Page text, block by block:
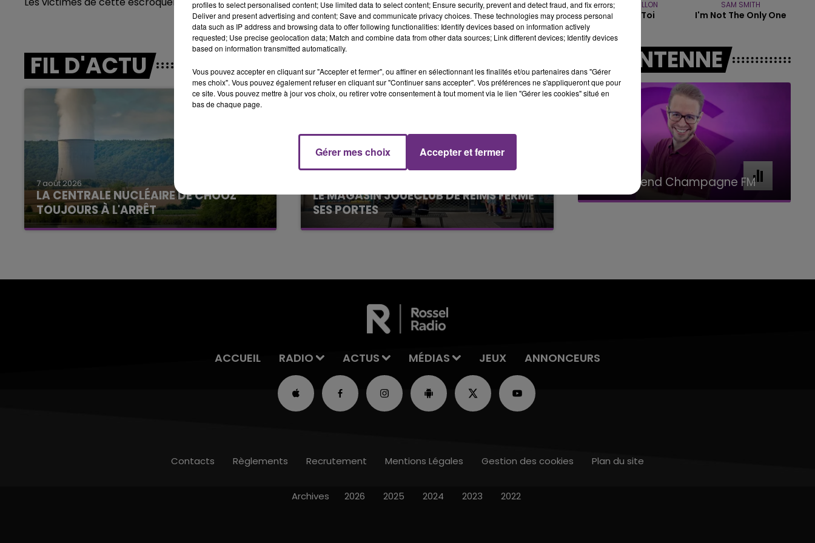
LE WEEK-END CHAMPAGNE FM
16h00 - 20h00
LE WEEK-END CHAMPAGNE FM
7h00 - 11h00
BEST OF
FIL D'ACTU
7 août 2026
LA CENTRALE NUCLÉAIRE DE CHOOZ
TOUJOURS À L'ARRÊT
Cela fait déjà une semaine que la centrale
LE MAGASIN JOUÉCLUB DE REIMS FERME
SES PORTES
C'était l'une des institutions du centre-ville
ADELE CASTILLON
Ete Avec Toi
SAM SMITH
I'm Not The Only One
A L'ANTENNE
FM Le Week-end Champagne FM
7h00 - 11h00
Le week-end Champagne FM
ACCUEIL RADIO ACTUS MÉDIAS JEUX ANNONCEURS
Contacts Règlements Recrutement Mentions Légales Gestion des cookies Plan du site
Archives 2026 2025 2024 2023 2022
profiles to select personalised content; Use limited data to select content; Ensure security, prevent and detect fraud, and fix errors;
Deliver and present advertising and content; Save and communicate privacy choices. These technologies may process personal
data such as IP address and browsing data to offer following functionalities: Identify devices based on information actively
requested; Use precise geolocation data; Match and combine data from other data sources; Link different devices; Identify devices
based on information transmitted automatically.
Vous pouvez accepter en cliquant sur "Accepter et fermer", ou affiner en sélectionnant les finalités et/ou partenaires dans "Gérer
mes choix". Vous pouvez également refuser en cliquant sur "Continuer sans accepter". Vos préférences ne s'appliqueront que pour
ce site. Vous pouvez mettre à jour vos choix, ou retirer votre consentement à tout moment via le lien "Gérer les cookies" situé en
bas de chaque page.
Gérer mes choix Accepter et fermer